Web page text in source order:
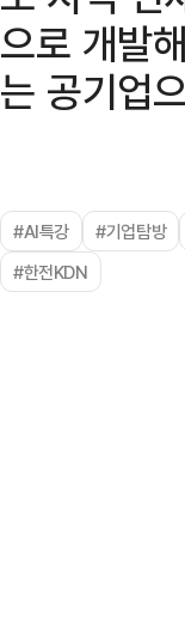
으로 개발
는 공기업
#AI특강 #기업탐방
#한전KDN